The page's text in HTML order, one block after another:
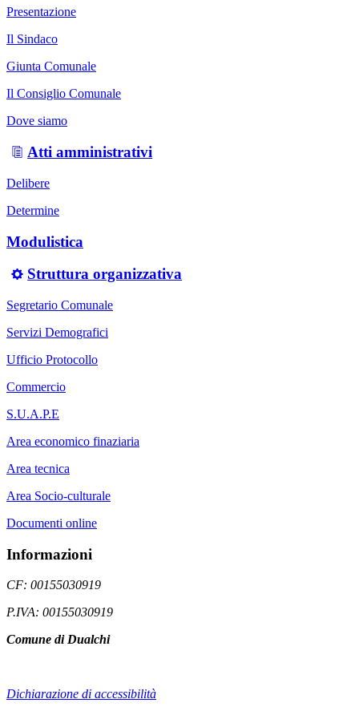
Presentazione
Il Sindaco
Giunta Comunale
Il Consiglio Comunale
Dove siamo
Atti amministrativi
Delibere
Determine
Modulistica
Struttura organizzativa
Segretario Comunale
Servizi Demografici
Ufficio Protocollo
Commercio
S.U.A.P.E
Area economico finaziaria
Area tecnica
Area Socio-culturale
Documenti online
Informazioni
CF: 00155030919
P.IVA: 00155030919
Comune di Dualchi
Dichiarazione di accessibilità